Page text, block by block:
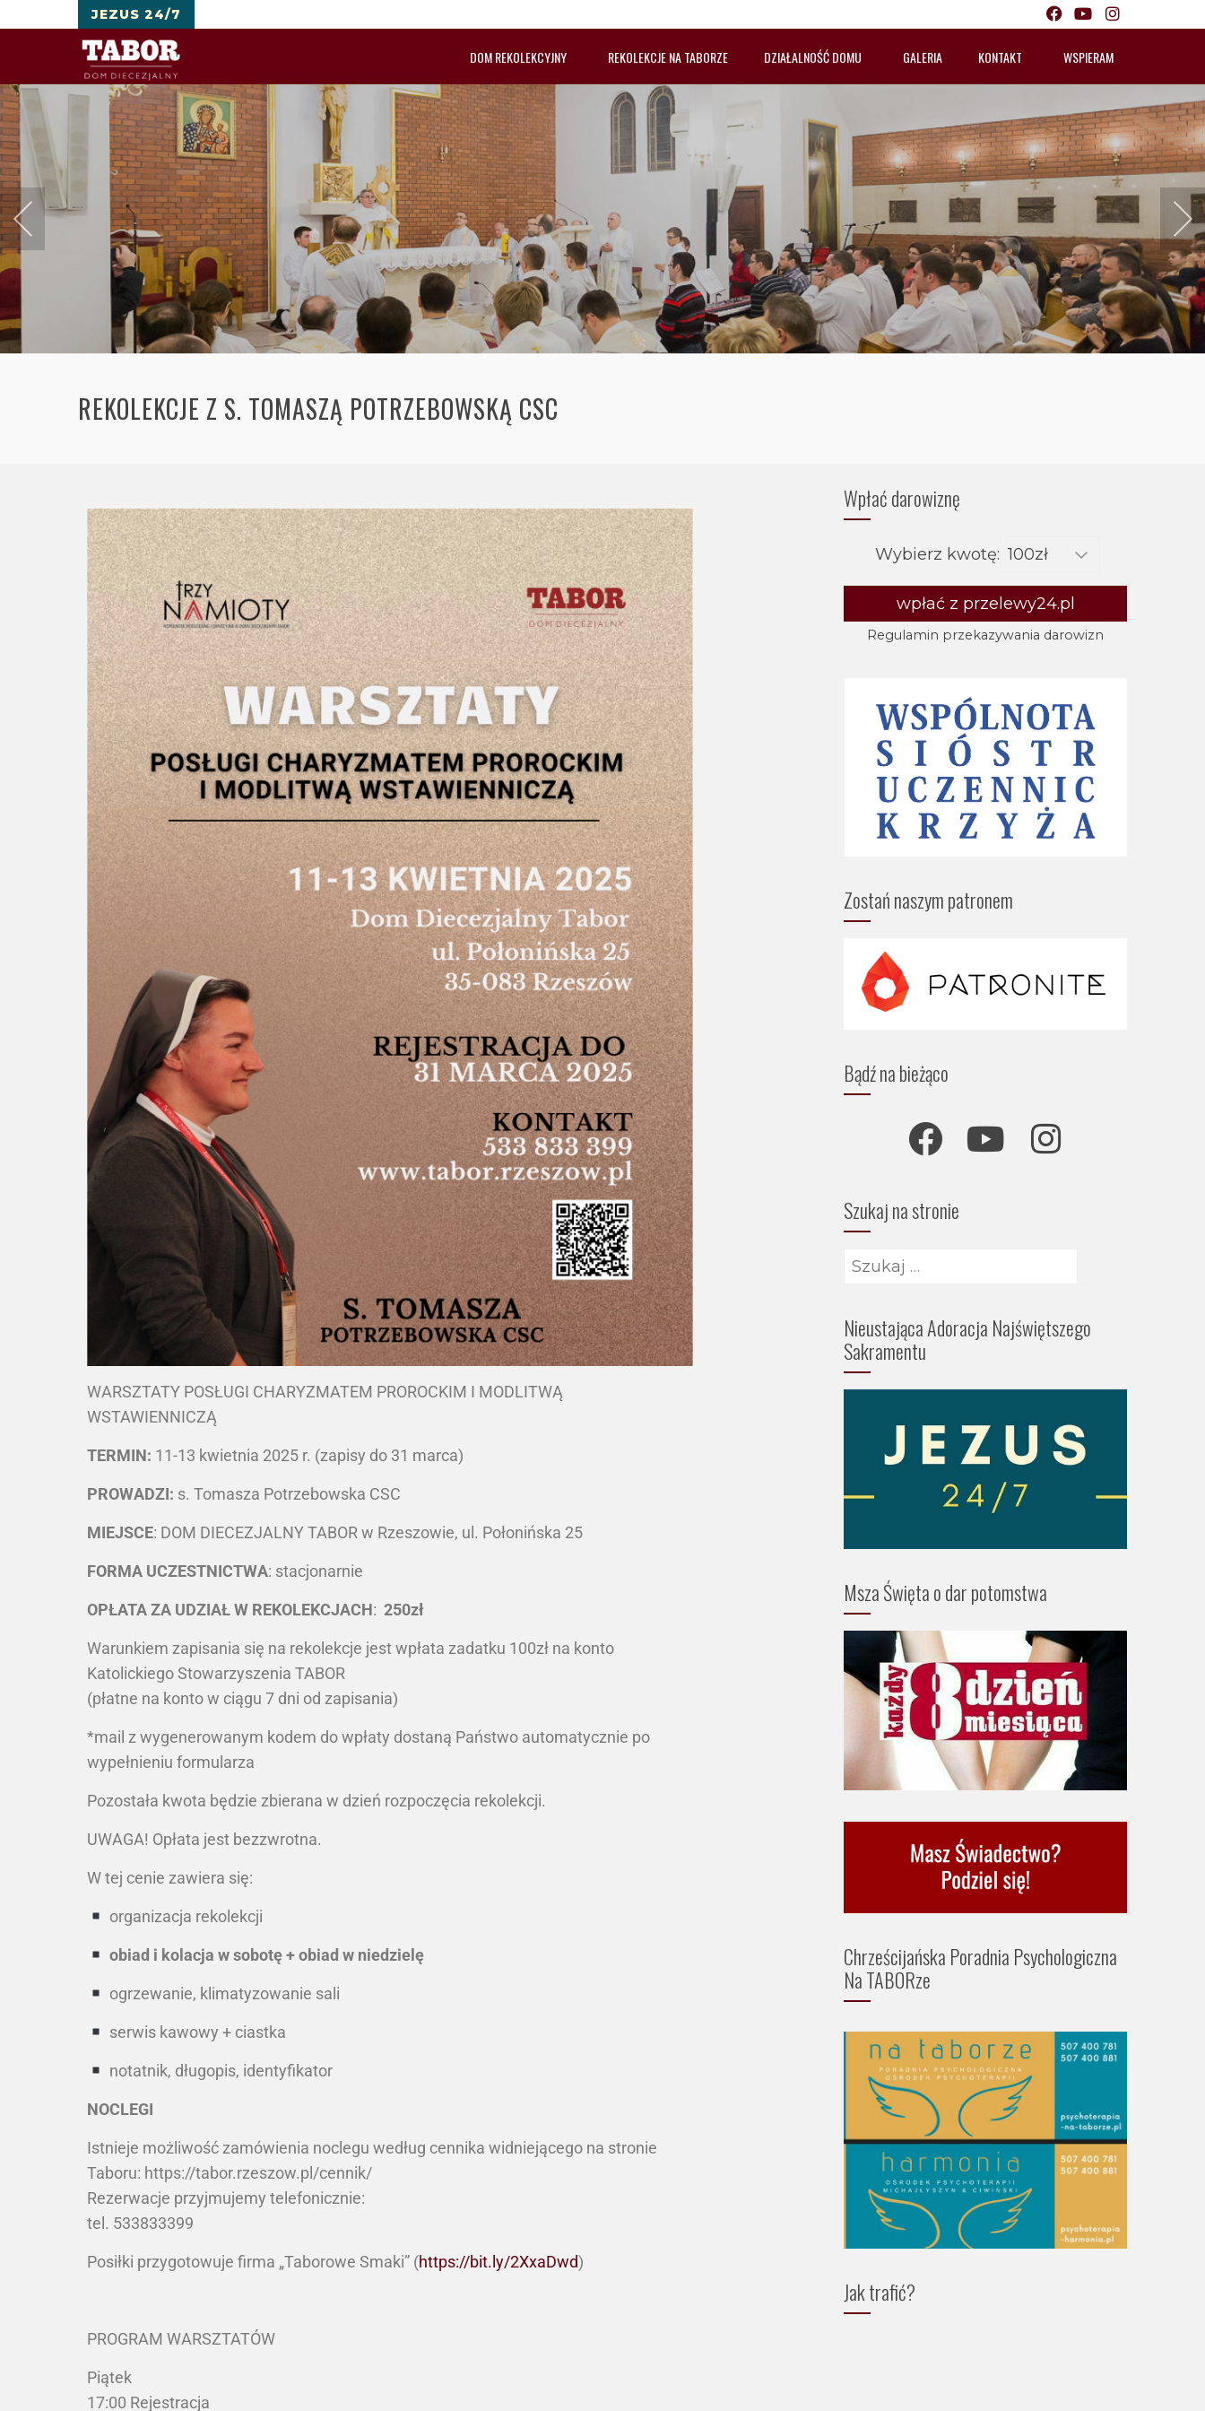
JEZUS 24/7
DOM REKOLEKCYJNY REKOLEKCJE NA TABORZE DZIAŁALNOŚĆ DOMU GALERIA KONTAKT WSPIERAM
REKOLEKCJE Z S. TOMASZĄ POTRZEBOWSKĄ CSC
WARSZTATY POSŁUGI CHARYZMATEM PROROCKIM I MODLITWĄ
WSTAWIENNICZĄ
TERMIN: 11-13 kwietnia 2025 r. (zapisy do 31 marca)
PROWADZI: s. Tomasza Potrzebowska CSC
MIEJSCE: DOM DIECEZJALNY TABOR w Rzeszowie, ul. Połonińska 25
FORMA UCZESTNICTWA: stacjonarnie
OPŁATA ZA UDZIAŁ W REKOLEKCJACH: 250zł
Warunkiem zapisania się na rekolekcje jest wpłata zadatku 100zł na konto
Katolickiego Stowarzyszenia TABOR
(płatne na konto w ciągu 7 dni od zapisania)
*mail z wygenerowanym kodem do wpłaty dostaną Państwo automatycznie po
wypełnieniu formularza
Pozostała kwota będzie zbierana w dzień rozpoczęcia rekolekcji.
UWAGA! Opłata jest bezzwrotna.
W tej cenie zawiera się:
organizacja rekolekcji
obiad i kolacja w sobotę + obiad w niedzielę
ogrzewanie, klimatyzowanie sali
serwis kawowy + ciastka
notatnik, długopis, identyfikator
NOCLEGI
Istnieje możliwość zamówienia noclegu według cennika widniejącego na stronie
Taboru: https://tabor.rzeszow.pl/cennik/
Rezerwacje przyjmujemy telefonicznie:
tel. 533833399
Posiłki przygotowuje firma „Taborowe Smaki” (https://bit.ly/2XxaDwd)
PROGRAM WARSZTATÓW
Piątek
17:00 Rejestracja
Wpłać darowiznę
Wybierz kwotę:
wpłać z przelewy24.pl
Regulamin przekazywania darowizn
Zostań naszym patronem
Bądź na bieżąco
Szukaj na stronie
Nieustająca Adoracja Najświętszego
Sakramentu
Msza Święta o dar potomstwa
Chrześcijańska Poradnia Psychologiczna
Na TABORze
Jak trafić?